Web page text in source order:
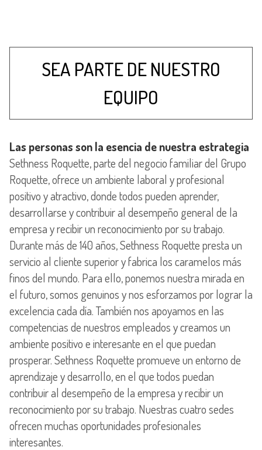
SEA PARTE DE NUESTRO
EQUIPO
Las personas son la esencia de nuestra estrategia
Sethness Roquette, parte del negocio familiar del Grupo
Roquette, ofrece un ambiente laboral y profesional
positivo y atractivo, donde todos pueden aprender,
desarrollarse y contribuir al desempeño general de la
empresa y recibir un reconocimiento por su trabajo.
Durante más de 140 años, Sethness Roquette presta un
servicio al cliente superior y fabrica los caramelos más
finos del mundo. Para ello, ponemos nuestra mirada en
el futuro, somos genuinos y nos esforzamos por lograr la
excelencia cada día. También nos apoyamos en las
competencias de nuestros empleados y creamos un
ambiente positivo e interesante en el que puedan
prosperar. Sethness Roquette promueve un entorno de
aprendizaje y desarrollo, en el que todos puedan
contribuir al desempeño de la empresa y recibir un
reconocimiento por su trabajo. Nuestras cuatro sedes
ofrecen muchas oportunidades profesionales
interesantes.